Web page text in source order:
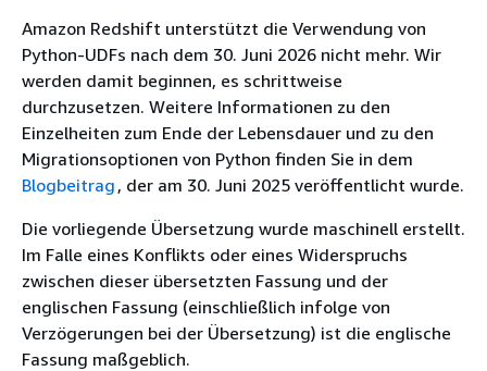
Amazon Redshift unterstützt die Verwendung von
Python-UDFs nach dem 30. Juni 2026 nicht mehr. Wir
werden damit beginnen, es schrittweise
durchzusetzen. Weitere Informationen zu den
Einzelheiten zum Ende der Lebensdauer und zu den
Migrationsoptionen von Python finden Sie in dem
Blogbeitrag , der am 30. Juni 2025 veröffentlicht wurde.
Die vorliegende Übersetzung wurde maschinell erstellt.
Im Falle eines Konflikts oder eines Widerspruchs
zwischen dieser übersetzten Fassung und der
englischen Fassung (einschließlich infolge von
Verzögerungen bei der Übersetzung) ist die englische
Fassung maßgeblich.